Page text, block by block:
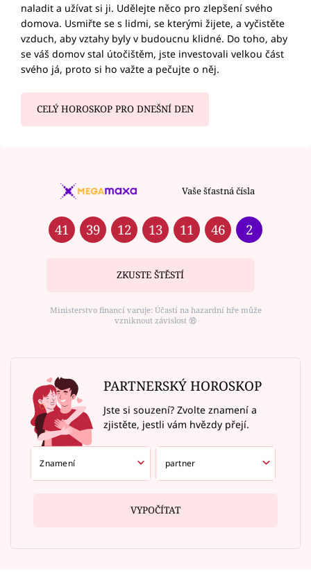
naladit a užívat si ji. Udělejte něco pro zlepšení svého
domova. Usmiřte se s lidmi, se kterými žijete, a vyčistěte
vzduch, aby vztahy byly v budoucnu klidné. Do toho, aby
se váš domov stal útočištěm, jste investovali velkou část
svého já, proto si ho važte a pečujte o něj.
CELÝ HOROSKOP PRO DNEŠNÍ DEN
Vaše šťastná čísla
41 39 12 13 11 46 2
ZKUSTE ŠTĚSTÍ
Ministerstvo financí varuje: Účastí na hazardní hře může
vzniknout závislost ⑱
PARTNERSKÝ HOROSKOP
Jste si souzení? Zvolte znamení a
zjistěte, jestli vám hvězdy přejí.
VYPOČÍTAT